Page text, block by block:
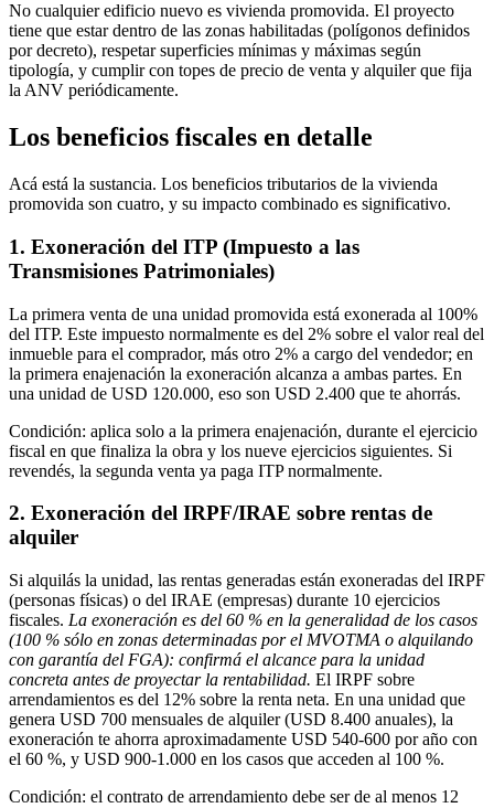
No cualquier edificio nuevo es vivienda promovida. El proyecto
tiene que estar dentro de las zonas habilitadas (polígonos definidos
por decreto), respetar superficies mínimas y máximas según
tipología, y cumplir con topes de precio de venta y alquiler que fija
la ANV periódicamente.
Los beneficios fiscales en detalle
Acá está la sustancia. Los beneficios tributarios de la vivienda
promovida son cuatro, y su impacto combinado es significativo.
1. Exoneración del ITP (Impuesto a las
Transmisiones Patrimoniales)
La primera venta de una unidad promovida está exonerada al 100%
del ITP. Este impuesto normalmente es del 2% sobre el valor real del
inmueble para el comprador, más otro 2% a cargo del vendedor; en
la primera enajenación la exoneración alcanza a ambas partes. En
una unidad de USD 120.000, eso son USD 2.400 que te ahorrás.
Condición: aplica solo a la primera enajenación, durante el ejercicio
fiscal en que finaliza la obra y los nueve ejercicios siguientes. Si
revendés, la segunda venta ya paga ITP normalmente.
2. Exoneración del IRPF/IRAE sobre rentas de
alquiler
Si alquilás la unidad, las rentas generadas están exoneradas del IRPF
(personas físicas) o del IRAE (empresas) durante 10 ejercicios
fiscales. La exoneración es del 60 % en la generalidad de los casos
(100 % sólo en zonas determinadas por el MVOTMA o alquilando
con garantía del FGA): confirmá el alcance para la unidad
concreta antes de proyectar la rentabilidad. El IRPF sobre
arrendamientos es del 12% sobre la renta neta. En una unidad que
genera USD 700 mensuales de alquiler (USD 8.400 anuales), la
exoneración te ahorra aproximadamente USD 540-600 por año con
el 60 %, y USD 900-1.000 en los casos que acceden al 100 %.
Condición: el contrato de arrendamiento debe ser de al menos 12